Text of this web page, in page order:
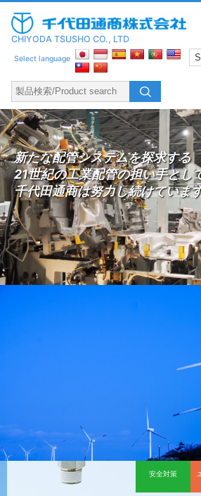
CHIYODA TSUSHO CO., LTD
Select language
新たな配管システムを探求する
21世紀の工業配管の担い手とし
千代田通商は努力し続けていま
エア漏れを改善しロスカット。僅かなコ
コンプレッサー
メガフローX
※エア漏れに強
安全対策